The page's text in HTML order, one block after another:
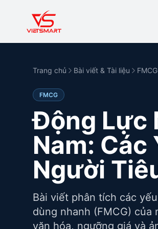
Trang chủ Bài viết & Tài liệu FMCG
FMCG
Động Lực
Nam: Các
Người
Bài viết phân tích các
dùng nhanh (FMCG)
văn hóa, ngưỡng giá và